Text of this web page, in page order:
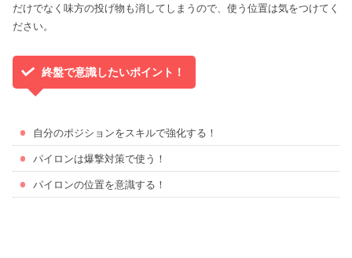
だけでなく味方の投げ物も消してしまうので、使う位置は気をつけてく
ださい。
終盤で意識したいポイント！
自分のポジションをスキルで強化する！
パイロンは爆撃対策で使う！
パイロンの位置を意識する！